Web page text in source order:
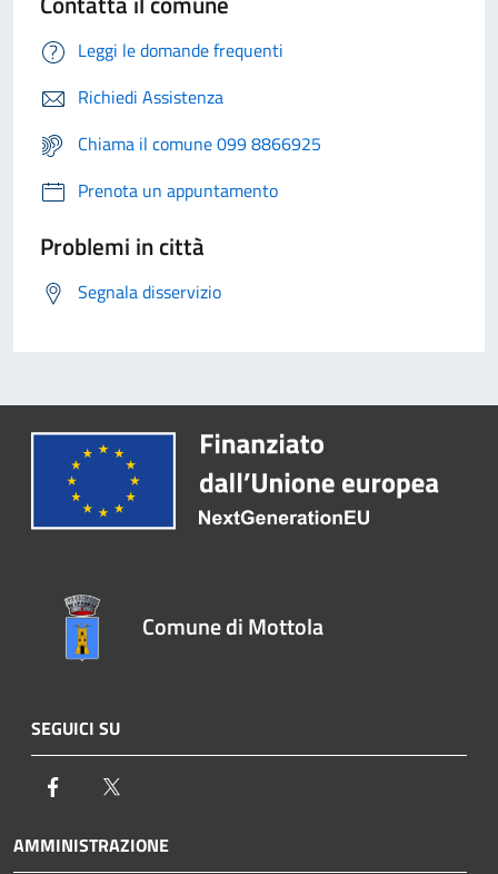
Leggi le domande frequenti
Richiedi Assistenza
Chiama il comune 099 8866925
Prenota un appuntamento
Problemi in città
Segnala disservizio
Comune di Mottola
SEGUICI SU
Facebook
AMMINISTRAZIONE